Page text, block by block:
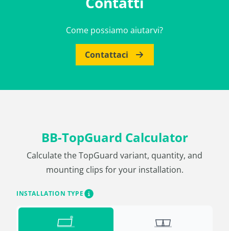
Come possiamo aiutarvi?
Contattaci
BB-TopGuard Calculator
Calculate the TopGuard variant, quantity, and
mounting clips for your installation.
INSTALLATION TYPE